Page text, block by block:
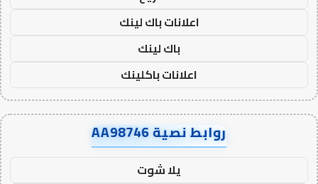
اعلانات باك لينك
باك لينك
اعلانات باكلينك
روابط نصية AA98746
يلا شوت